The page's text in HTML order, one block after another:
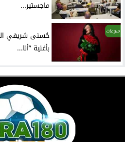
ماجستير...
منوعات
حُسنى شريفي
بأغنية ”أنا...